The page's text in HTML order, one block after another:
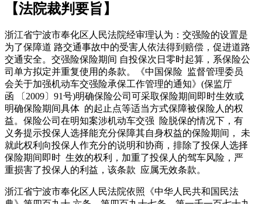
【法院裁判要旨】
浙江省宁波市奉化区人民法院经审理认为：交强险的设置是
为了保障道 路交通事故中的受害人依法得到赔偿，促进道路
交通安全。交强险保险期间 自投保次日零时起算，系保险公
司单方拟定并重复使用的条款。《中国保险 监督管理委员
会关于加强机动车交强险承保工作管理的通知》(保监厅
函 〔2009〕91号)明确保险公司可采取保险期间即时生效或
明确保险期间具体 的起止点等适当方式保障被保险人的权
益。保险公司在明知案涉机动车交强 险脱保的情况下，有
义务提示投保人选择能充分保障其自身权益的保险期间， 未
就此权利向投保人作充分的说明和协商，排除了投保人选择
保险期间即时 生效的权利，加重了投保人的驾车风险，严
重损害了投保人的利益，该条款 应属无效条款。
浙江省宁波市奉化区人民法院依照《中华人民共和国民法